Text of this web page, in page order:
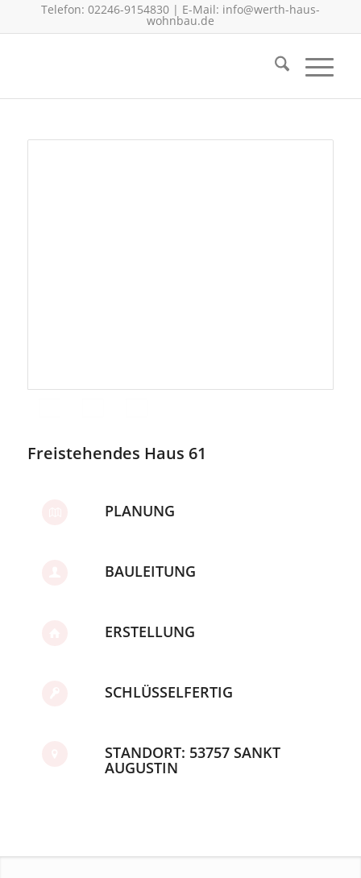
Telefon: 02246-9154830 | E-Mail: info@werth-haus-
wohnbau.de
Freistehendes Haus 61
PLANUNG
BAULEITUNG
ERSTELLUNG
SCHLÜSSELFERTIG
STANDORT: 53757 SANKT
AUGUSTIN